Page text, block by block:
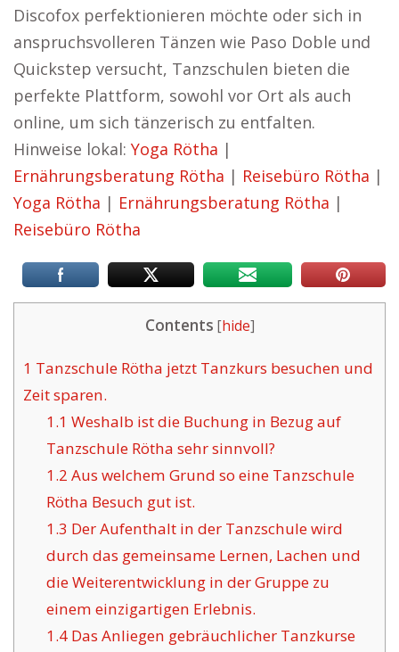
Discofox perfektionieren möchte oder sich in
anspruchsvolleren Tänzen wie Paso Doble und
Quickstep versucht, Tanzschulen bieten die
perfekte Plattform, sowohl vor Ort als auch
online, um sich tänzerisch zu entfalten.
Hinweise lokal: Yoga Rötha |
Ernährungsberatung Rötha | Reisebüro Rötha |
Yoga Rötha | Ernährungsberatung Rötha |
Reisebüro Rötha
Contents [hide]
1 Tanzschule Rötha jetzt Tanzkurs besuchen und
Zeit sparen.
1.1 Weshalb ist die Buchung in Bezug auf
Tanzschule Rötha sehr sinnvoll?
1.2 Aus welchem Grund so eine Tanzschule
Rötha Besuch gut ist.
1.3 Der Aufenthalt in der Tanzschule wird
durch das gemeinsame Lernen, Lachen und
die Weiterentwicklung in der Gruppe zu
einem einzigartigen Erlebnis.
1.4Das Anliegen gebräuchlicher Tanzkurse